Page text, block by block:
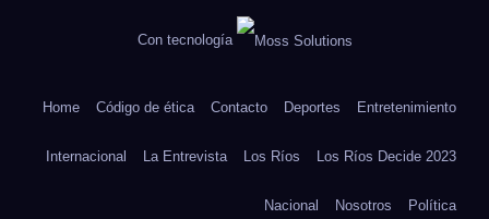
Con tecnología
Home Código de ética Contacto Deportes Entretenimiento
Internacional La Entrevista Los Ríos Los Ríos Decide 2023
Nacional Nosotros Política